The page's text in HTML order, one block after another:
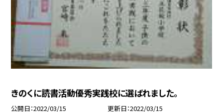
きのくに読書活動優秀実践校に選ばれました。
公開日 2022/03/15 更新日 2022/03/15